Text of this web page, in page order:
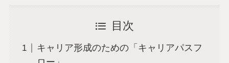
目次
キャリア形成のための「キャリアパスフ